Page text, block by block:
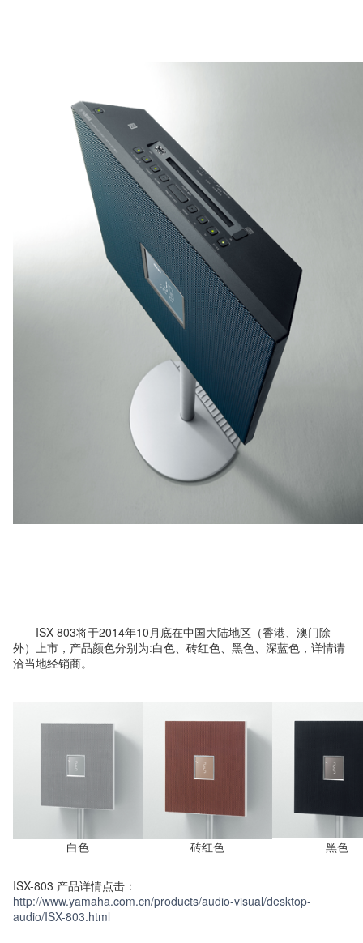
ISX-803将于2014年10月底在中国大陆地区（香港、澳门除
外）上市，产品颜色分别为:白色、砖红色、黑色、深蓝色，详情请
洽当地经销商。
白色 砖红色 黑色
ISX-803 产品详情点击：
http://www.yamaha.com.cn/products/audio-visual/desktop-
audio/ISX-803.html